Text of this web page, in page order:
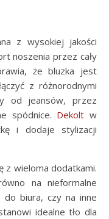
z wysokiej jakości
noszenia przez cały
że bluzka jest
z różnorodnymi
od jeansów, przez
spódnice. Dekolt w
i dodaje stylizacji
z wieloma dodatkami.
na nieformalne
do biura, czy na inne
idealne tło dla